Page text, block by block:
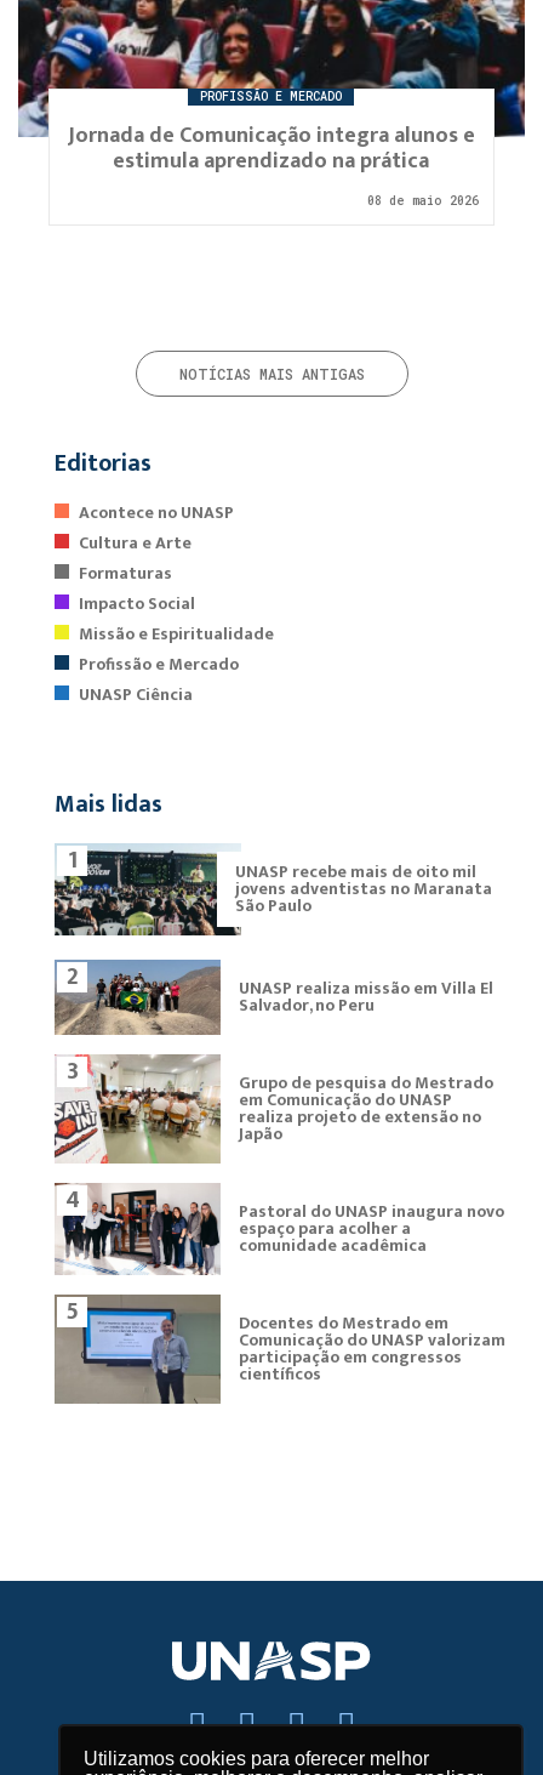
Utilizamos cookies para oferecer melhor
PROFISSÃO E MERCADO
Jornada de Comunicação integra alunos e
estimula aprendizado na prática
08 de maio 2026
NOTÍCIAS MAIS ANTIGAS
Editorias
Acontece no UNASP
Cultura e Arte
Formaturas
Impacto Social
Missão e Espiritualidade
Profissão e Mercado
UNASP Ciência
Mais lidas
1
UNASP recebe mais de oito mil
jovens adventistas no Maranata
São Paulo
2 UNASP realiza missão em Villa El
Salvador, no Peru
3 Grupo de pesquisa do Mestrado
em Comunicação do UNASP
realiza projeto de extensão no
Japão
4 Pastoral do UNASP inaugura novo
espaço para acolher a
comunidade acadêmica
5 Docentes do Mestrado em
Comunicação do UNASP valorizam
participação em congressos
científicos